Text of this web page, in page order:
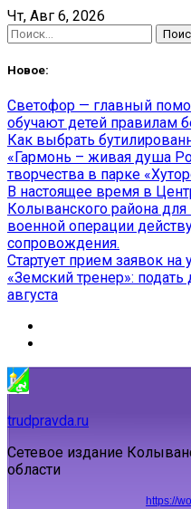
Skip
to
content
Чт, Авг 6, 2026
Найти:
Новое:
Светофор — главный
обучают детей правилам
Как выбрать
«Гармонь – живая душа
творчества в парке
В настоящее время в
Колыванского района
военной операции
сопровождения.
Стартует прием заявок на
«Земский тренер»:
августа
trudpravda.ru
Сетевое издание
области
https://